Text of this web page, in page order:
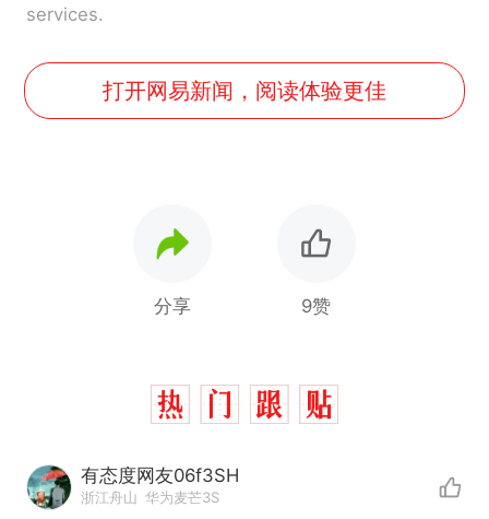
services.
打开网易新闻，阅读体验更佳
分享 9赞
有态度网友06f3SH
浙江舟山 华为麦芒3S